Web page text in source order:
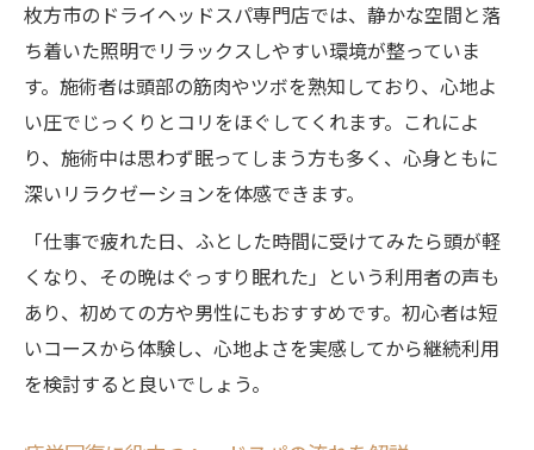
枚方市のドライヘッドスパ専門店では、静かな空間と落
ち着いた照明でリラックスしやすい環境が整っていま
す。施術者は頭部の筋肉やツボを熟知しており、心地よ
い圧でじっくりとコリをほぐしてくれます。これによ
り、施術中は思わず眠ってしまう方も多く、心身ともに
深いリラクゼーションを体感できます。
「仕事で疲れた日、ふとした時間に受けてみたら頭が軽
くなり、その晩はぐっすり眠れた」という利用者の声も
あり、初めての方や男性にもおすすめです。初心者は短
いコースから体験し、心地よさを実感してから継続利用
を検討すると良いでしょう。